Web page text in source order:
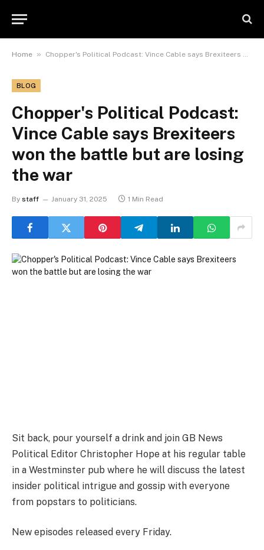
Home » Chopper's Political Podcast: Vince Cable says Brexiteers won the battle but are losing the war
BLOG
Chopper's Political Podcast:
Vince Cable says Brexiteers
won the battle but are losing
the war
By staff January 31, 2025 1 Min Read
Sit back, pour yourself a drink and join GB News
Political Editor Christopher Hope at his regular table
in a Westminster pub where he will discuss the latest
insider political intrigue and gossip with everyone
from popstars to politicians.
New episodes released every Friday.